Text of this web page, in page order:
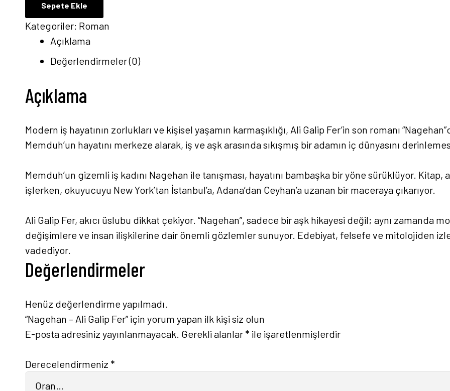
Galip
Fer
adet
Sepete Ekle
Kategoriler: Roman
Açıklama
Değerlendirmeler (0)
Açıklama
Modern iş hayatının zorlukları ve kişisel yaşamın karmaşıklığı, Ali Galip Fer’in son romanı
Memduh’un hayatını merkeze alarak, iş ve aşk arasında sıkışmış bir adamın iç dünyasını
Memduh’un gizemli iş kadını Nagehan ile tanışması, hayatını bambaşka bir yöne sürüklüyor. Kitap,
işlerken, okuyucuyu New York’tan İstanbul’a, Adana’dan Ceyhan’a uzanan bir maceraya çıkarıyor.
Ali Galip Fer, akıcı üslubu dikkat çekiyor. “Nagehan”, sadece bir aşk hikayesi değil; aynı zamanda
değişimlere ve insan ilişkilerine dair önemli gözlemler sunuyor. Edebiyat, felsefe ve mitolojiden
vadediyor.
Değerlendirmeler
Henüz değerlendirme yapılmadı.
“Nagehan – Ali Galip Fer” için yorum yapan ilk kişi siz olun
E-posta adresiniz yayınlanmayacak. Gerekli alanlar * ile işaretlenmişlerdir
Derecelendirmeniz *